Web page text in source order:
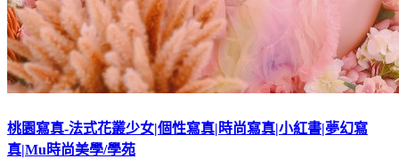
桃園寫真-法式花叢少女|個性寫真|時尚寫真|小紅書|夢幻寫
真|Mu時尚美學/學苑